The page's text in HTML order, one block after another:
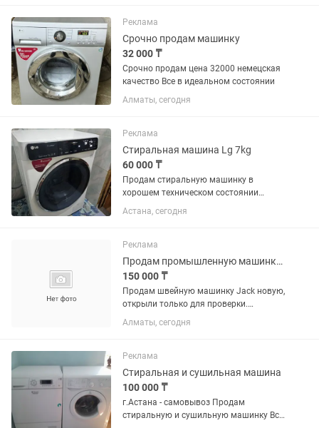
Реклама
Срочно продам машинку
32 000 ₸
Срочно продам цена 32000 немецская
качество Все в идеальном состоянии
Алматы, сегодня
Реклама
Стиральная машина Lg 7kg
60 000 ₸
Продам стиральную машинку в
хорошем техническом состоянии
пользовалась аккуратно полностью в
рабочем состоянии работает очень
есть функция очистка барабана,есть...
Астана, сегодня
Реклама
Продам промышленную машинку Jack новая
150 000 ₸
Продам швейную машинку Jack новую,
открыли только для проверки.
Доставим за отдельную оплату
Алматы, сегодня
Реклама
Стиральная и сушильная машина
100 000 ₸
г.Астана - самовывоз Продам
стиральную и сушильную машинку Все